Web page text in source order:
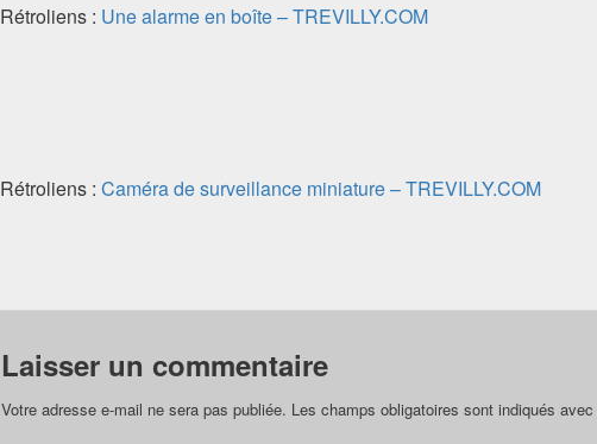
Rétroliens : Une alarme en boîte – TREVILLY.COM
Rétroliens : Caméra de surveillance miniature – TREVILLY.COM
Laisser un commentaire
Votre adresse e-mail ne sera pas publiée. Les champs obligatoires sont indiqués avec